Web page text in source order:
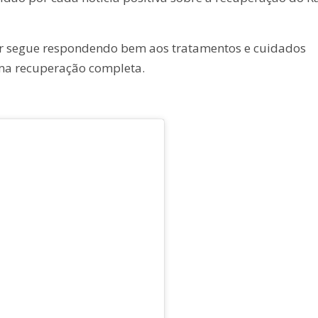
respondendo bem aos tratamentos e cuidados
recuperação completa.